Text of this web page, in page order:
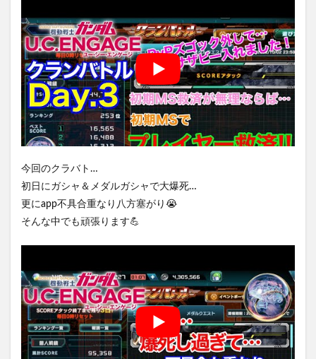
今回のクラバト…
初日にガシャ＆メダルガシャで大爆死…
更にapp不具合重なり八方塞がり😭
そんな中でも頑張ります💪